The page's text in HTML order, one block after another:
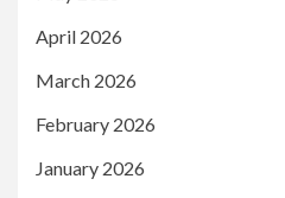
April 2026
March 2026
February 2026
January 2026